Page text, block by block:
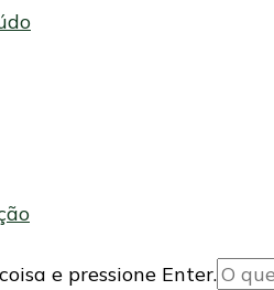
e pressione Enter.